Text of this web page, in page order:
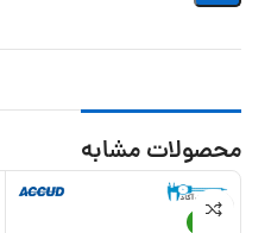
محصولات مشابه
-11%